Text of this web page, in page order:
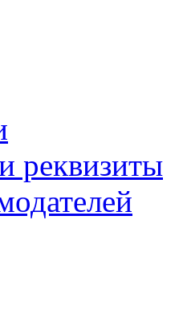
реквизиты